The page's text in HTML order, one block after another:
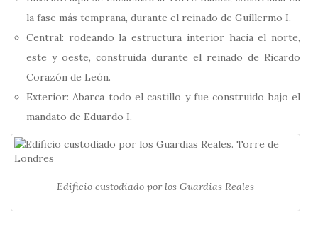
la fase más temprana, durante el reinado de Guillermo I.
Central: rodeando la estructura interior hacia el norte,
este y oeste, construida durante el reinado de Ricardo
Corazón de León.
Exterior: Abarca todo el castillo y fue construido bajo el
mandato de Eduardo I.​
Edificio custodiado por los Guardias Reales